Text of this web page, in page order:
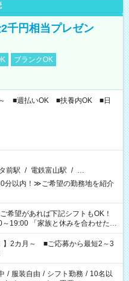
千円相当プレゼン
ブランクOK
～ ■週払いOK ■扶養内OK ■日
前駅 / 電鉄富山駅 / …
分以内！≫ご希望の勤務地を紹介
みを合わせた
備がしたい」 「できれば残業はし
さいね。 ※Wワーク希望
する勤務時間と、もう1つのお仕事
を超える場合は応募できません。
】2カ月～ ■ご応募から最短2～3
/ 服装自由 / シフト勤務 / 10名以